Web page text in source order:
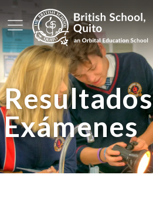
Menú principal
Exámenes